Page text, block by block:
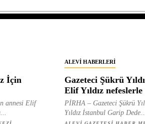
İçin
annesi Elif
ALEVI HABERLERI
Gazeteci Şükrü
Elif Yıldız
PİRHA – Gazeteci Şükrü
Yıldız İstanbul Garip Dede...